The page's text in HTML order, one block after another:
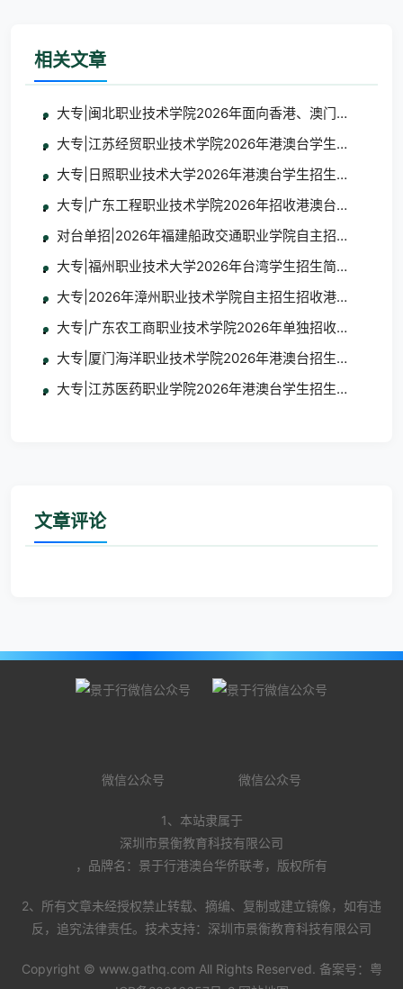
相关文章
大专|闽北职业技术学院2026年面向香港、澳门、台湾地
大专|江苏经贸职业技术学院2026年港澳台学生招生简章
大专|日照职业技术大学2026年港澳台学生招生简章
大专|广东工程职业技术学院2026年招收港澳台地区学生
对台单招|2026年福建船政交通职业学院自主招生招收台
大专|福州职业技术大学2026年台湾学生招生简章及报名表
大专|2026年漳州职业技术学院自主招生招收港澳台学生
大专|广东农工商职业技术学院2026年单独招收港澳台学
大专|厦门海洋职业技术学院2026年港澳台招生简章
大专|江苏医药职业学院2026年港澳台学生招生简章
文章评论
微信公众号 微信公众号
1、本站隶属于
深圳市景衡教育科技有限公司
，品牌名：景于行港澳台华侨联考，版权所有
2、所有文章未经授权禁止转载、摘编、复制或建立镜像，如有违
反，追究法律责任。技术支持：深圳市景衡教育科技有限公司
Copyright © www.gathq.com All Rights Reserved. 备案号： 粤